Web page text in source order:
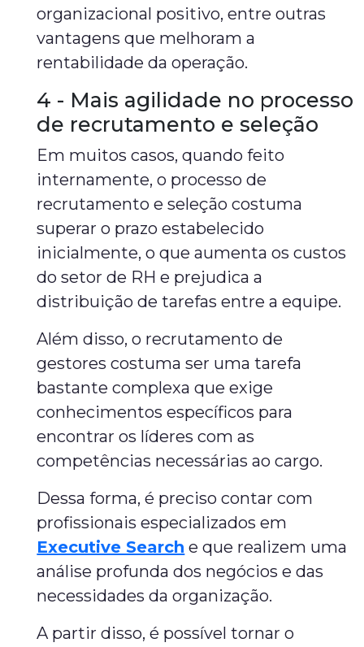
organizacional positivo, entre outras
vantagens que melhoram a
rentabilidade da operação.
4 - Mais agilidade no processo
de recrutamento e seleção
Em muitos casos, quando feito
internamente, o processo de
recrutamento e seleção costuma
superar o prazo estabelecido
inicialmente, o que aumenta os custos
do setor de RH e prejudica a
distribuição de tarefas entre a equipe.
Além disso, o recrutamento de
gestores costuma ser uma tarefa
bastante complexa que exige
conhecimentos específicos para
encontrar os líderes com as
competências necessárias ao cargo.
Dessa forma, é preciso contar com
profissionais especializados em
Executive Search e que realizem uma
análise profunda dos negócios e das
necessidades da organização.
A partir disso, é possível tornar o